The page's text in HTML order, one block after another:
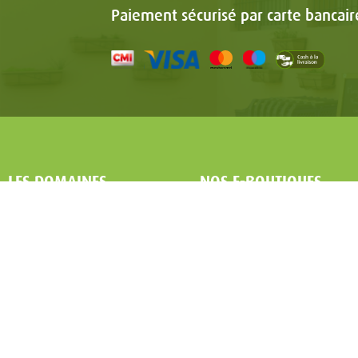
Paiement sécurisé par carte
LES DOMAINES NOS E-BOUTIQUES